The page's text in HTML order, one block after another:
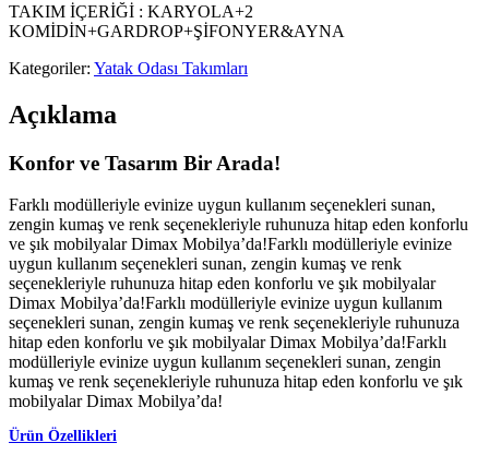
TAKIM İÇERİĞİ : KARYOLA+2
KOMİDİN+GARDROP+ŞİFONYER&AYNA
Kategoriler: Yatak Odası Takımları
Açıklama
Konfor ve Tasarım Bir Arada!
Farklı modülleriyle evinize uygun kullanım seçenekleri sunan,
zengin kumaş ve renk seçenekleriyle ruhunuza hitap eden konforlu
ve şık mobilyalar Dimax Mobilya’da!Farklı modülleriyle evinize
uygun kullanım seçenekleri sunan, zengin kumaş ve renk
seçenekleriyle ruhunuza hitap eden konforlu ve şık mobilyalar
Dimax Mobilya’da!Farklı modülleriyle evinize uygun kullanım
seçenekleri sunan, zengin kumaş ve renk seçenekleriyle ruhunuza
hitap eden konforlu ve şık mobilyalar Dimax Mobilya’da!Farklı
modülleriyle evinize uygun kullanım seçenekleri sunan, zengin
kumaş ve renk seçenekleriyle ruhunuza hitap eden konforlu ve şık
mobilyalar Dimax Mobilya’da!
Ürün Özellikleri